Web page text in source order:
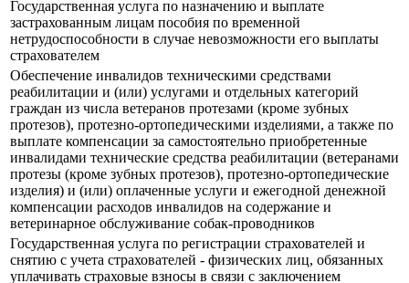
Государственная услуга по назначению и выплате
застрахованным лицам пособия по временной
нетрудоспособности в случае невозможности его выплаты
страхователем
Обеспечение инвалидов техническими средствами
реабилитации и (или) услугами и отдельных категорий
граждан из числа ветеранов протезами (кроме зубных
протезов), протезно-ортопедическими изделиями, а также по
выплате компенсации за самостоятельно приобретенные
инвалидами технические средства реабилитации (ветеранами
протезы (кроме зубных протезов), протезно-ортопедические
изделия) и (или) оплаченные услуги и ежегодной денежной
компенсации расходов инвалидов на содержание и
ветеринарное обслуживание собак-проводников
Государственная услуга по регистрации страхователей и
снятию с учета страхователей - физических лиц, обязанных
уплачивать страховые взносы в связи с заключением